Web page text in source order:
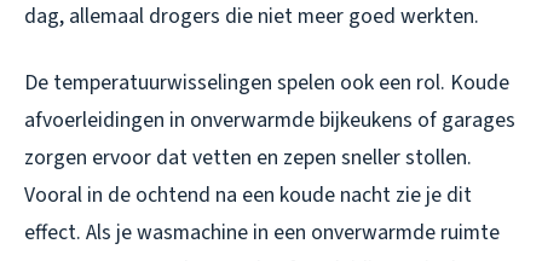
dag, allemaal drogers die niet meer goed werkten.
De temperatuurwisselingen spelen ook een rol. Koude
afvoerleidingen in onverwarmde bijkeukens of garages
zorgen ervoor dat vetten en zepen sneller stollen.
Vooral in de ochtend na een koude nacht zie je dit
effect. Als je wasmachine in een onverwarmde ruimte